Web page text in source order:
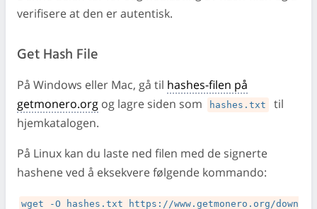
verifisere at den er autentisk.
Get Hash File
På Windows eller Mac, gå til hashes-filen på
getmonero.org og lagre siden som hashes.txt
til
hjemkatalogen.
På Linux kan du laste ned filen med de signerte
hashene ved å eksekvere følgende kommando:
wget -O hashes.txt https://www.getmonero.org/down